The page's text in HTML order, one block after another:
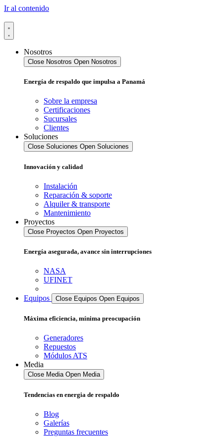
Ir al contenido
Nosotros
Close Nosotros Open Nosotros
Energía de respaldo que impulsa a Panamá
Sobre la empresa
Certificaciones
Sucursales
Clientes
Soluciones
Close Soluciones Open Soluciones
Innovación y calidad
Instalación
Reparación & soporte
Alquiler & transporte
Mantenimiento
Proyectos
Close Proyectos Open Proyectos
Energía asegurada, avance sin interrupciones
NASA
UFINET
Equipos Close Equipos Open Equipos
Máxima eficiencia, mínima preocupación
Generadores
Repuestos
Módulos ATS
Media
Close Media Open Media
Tendencias en energia de respaldo
Blog
Galerías
Preguntas frecuentes